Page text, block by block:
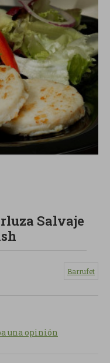
Salvaje
Barrufet
una opinión